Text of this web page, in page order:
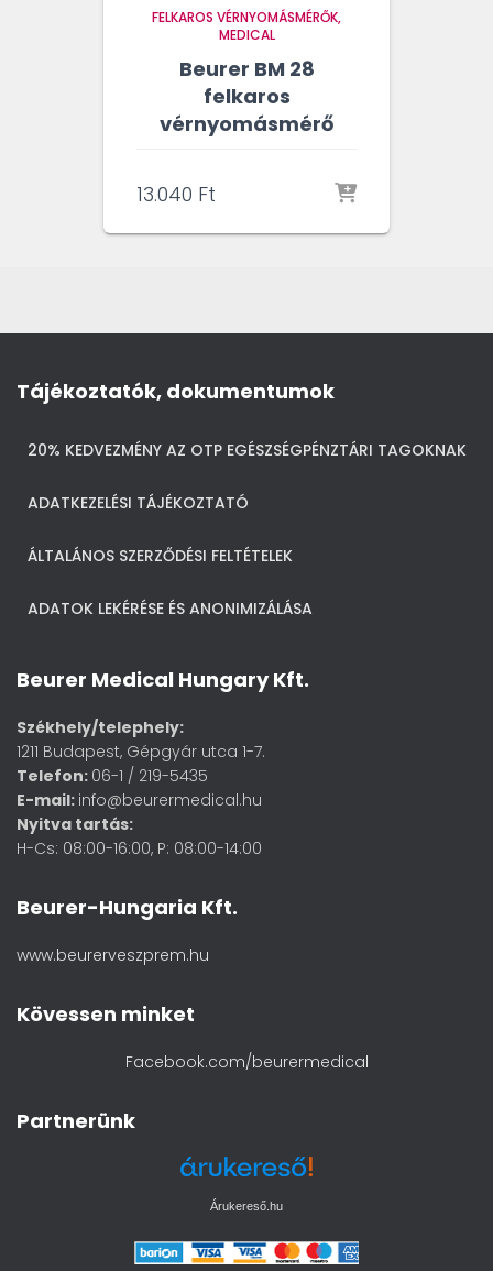
FELKAROS VÉRNYOMÁSMÉRŐK
MEDICAL
Beurer BM 28
felkaros
vérnyomásmérő
13.040 Ft
Tájékoztatók, dokumentumok
20% KEDVEZMÉNY AZ OTP EGÉSZSÉGPÉNZTÁRI TAGOKNAK
ADATKEZELÉSI TÁJÉKOZTATÓ
ÁLTALÁNOS SZERZŐDÉSI FELTÉTELEK
ADATOK LEKÉRÉSE ÉS ANONIMIZÁLÁSA
Beurer Medical Hungary Kft.
Székhely/telephely:
1211 Budapest, Gépgyár utca 1-7.
Telefon: 06-1 / 219-5435
E-mail: info@beurermedical.hu
Nyitva tartás:
H-Cs: 08:00-16:00, P: 08:00-14:00
Beurer-Hungaria Kft.
www.beurerveszprem.hu
Kövessen minket
Facebook.com/beurermedical
Partnerünk
Árukereső.hu